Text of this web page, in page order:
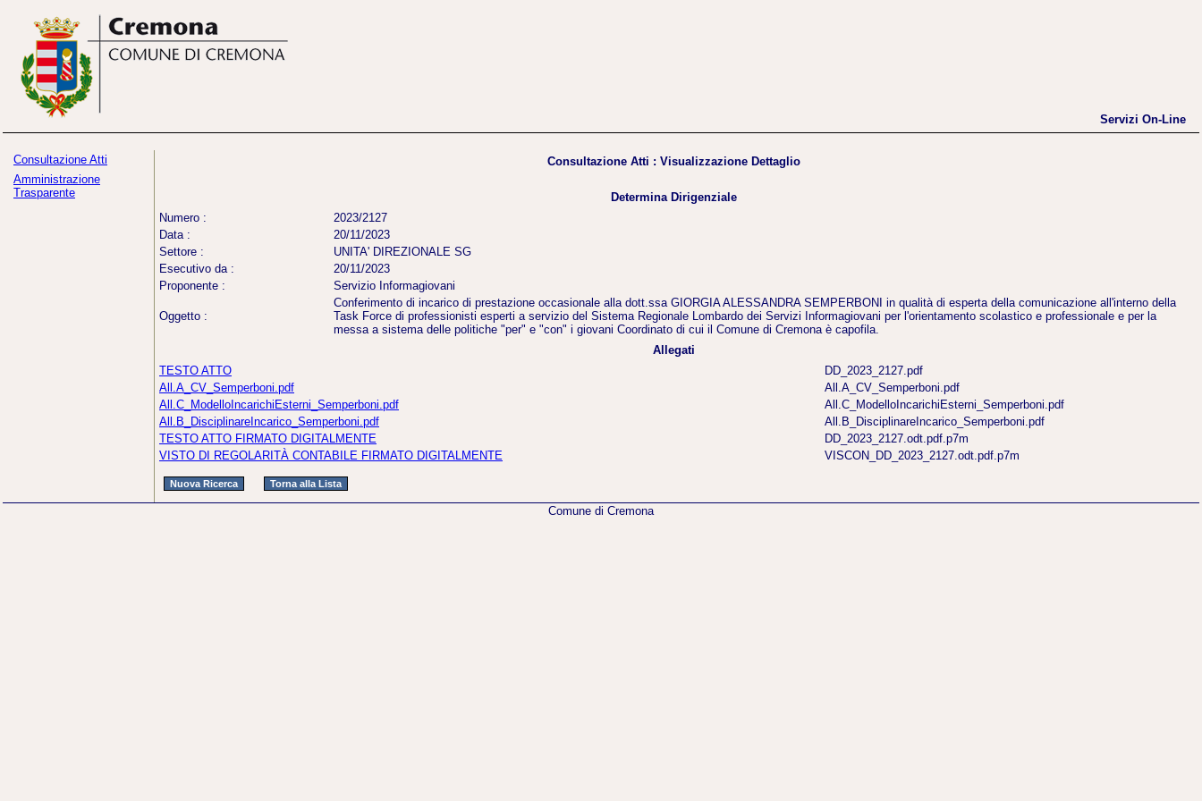
Servizi On-Line
Consultazione Atti : Visualizzazione Dettaglio
Determina Dirigenziale
Numero :
2023/2127
Data :
20/11/2023
Settore :
UNITA' DIREZIONALE SG
Esecutivo da :
20/11/2023
Proponente :
Servizio Informagiovani
Oggetto :
Conferimento di incarico di prestazione occasionale alla dott.ssa GIORGIA ALESSANDRA SEMPERBONI in qualità di esperta della comunicazione all'interno della
Task Force di professionisti esperti a servizio del Sistema Regionale Lombardo dei Servizi Informagiovani per l'orientamento scolastico e professionale e per la
messa a sistema delle politiche "per" e "con" i giovani Coordinato di cui il Comune di Cremona è capofila.
Allegati
TESTO ATTO
DD_2023_2127.pdf
All.A_CV_Semperboni.pdf
All.A_CV_Semperboni.pdf
All.C_ModelloIncarichiEsterni_Semperboni.pdf
All.C_ModelloIncarichiEsterni_Semperboni.pdf
All.B_DisciplinareIncarico_Semperboni.pdf
All.B_DisciplinareIncarico_Semperboni.pdf
TESTO ATTO FIRMATO DIGITALMENTE
DD_2023_2127.odt.pdf.p7m
VISTO DI REGOLARITÀ CONTABILE FIRMATO DIGITALMENTE
VISCON_DD_2023_2127.odt.pdf.p7m
Consultazione Atti
Amministrazione
Trasparente
Comune di Cremona